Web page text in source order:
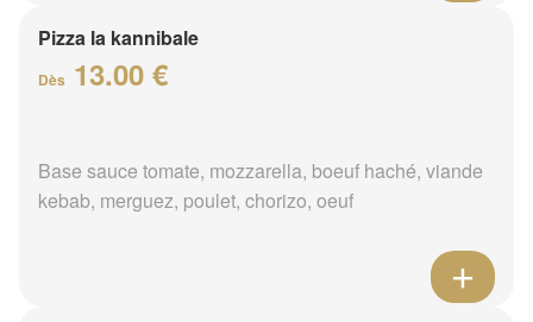
Pizza la kannibale
Dès 13.00 €
Base sauce tomate, mozzarella, boeuf haché, viande
kebab, merguez, poulet, chorizo, oeuf